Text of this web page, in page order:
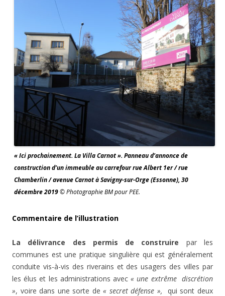
« Ici prochainement. La Villa Carnot ». Panneau d’annonce de
construction d’un immeuble au carrefour rue Albert 1er / rue
Chamberlin / avenue Carnot à Savigny-sur-Orge (Essonne), 30
décembre 2019© Photographie BM pour PEE.
Commentaire de l’illustration
La délivrance des permis de construire par les
communes est une pratique singulière qui est généralement
conduite vis-à-vis des riverains et des usagers des villes par
les élus et les administrations avec« une extrême discrétion
», voire dans une sorte de« secret défense », qui sont deux